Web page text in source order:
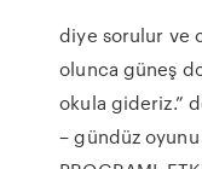
diye sorulur ve
olunca güneş
okula gideriz.”
– gündüz oyunu